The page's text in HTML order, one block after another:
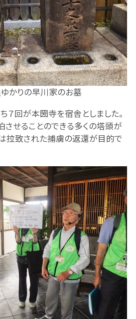
かりの早川家のお墓
７回が本圀寺を宿舎としました。
せることのできる多くの塔頭が
拉致された捕虜の返還が目的で